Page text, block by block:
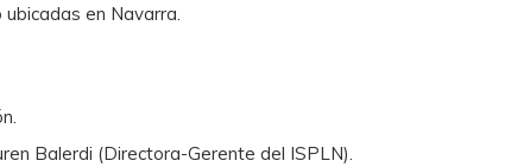
en Navarra.
Balerdi (Directora-Gerente del ISPLN).